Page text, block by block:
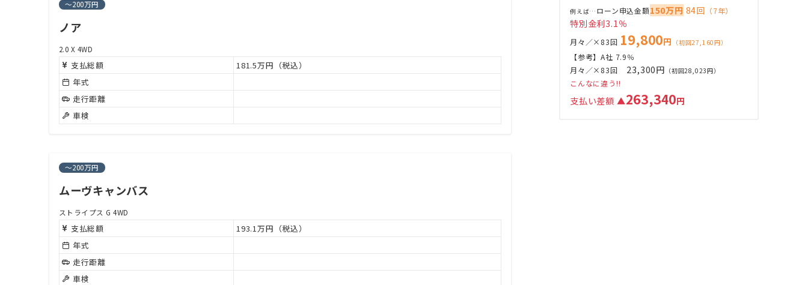
～200万円
ノア
2.0 X 4WD
支払総額
181.5万円（税込）
年式
走行距離
車検
～200万円
ムーヴキャンバス
ストライプス G 4WD
支払総額
193.1万円（税込）
年式
走行距離
車検
例えば… ローン申込金額150万円 84回 （7年）
特別金利3.1％
月々／×83回 19,800円 （初回27,160円）
【参考】A社 7.9％
月々／×83回
23,300円 （初回28,023円）
こんなに違う!!
支払い差額 ▲263,340円